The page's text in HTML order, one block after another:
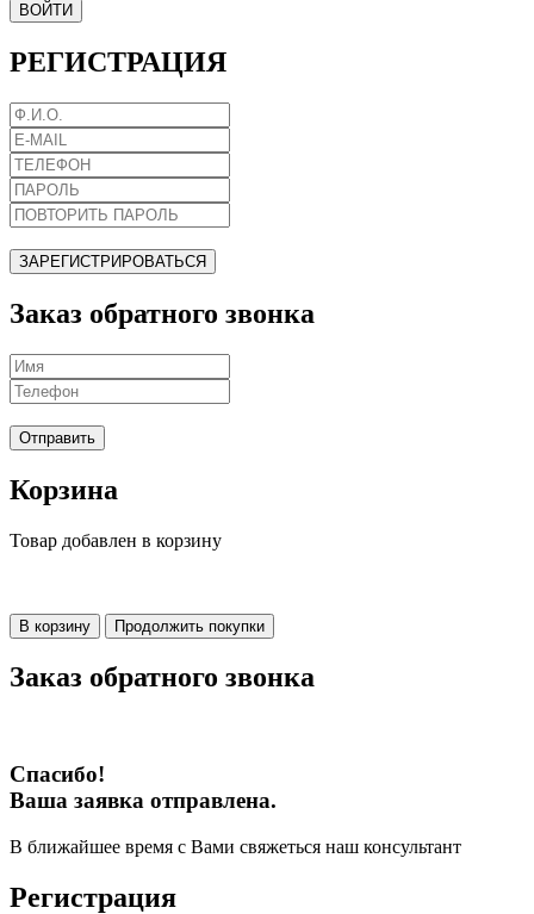
ВОЙТИ
РЕГИСТРАЦИЯ
ЗАРЕГИСТРИРОВАТЬСЯ
Заказ обратного звонка
Отправить
Корзина
Товар добавлен в корзину
В корзину Продолжить покупки
Заказ обратного звонка
Спасибо!
Ваша заявка отправлена.
В ближайшее время с Вами свяжеться наш консультант
Регистрация